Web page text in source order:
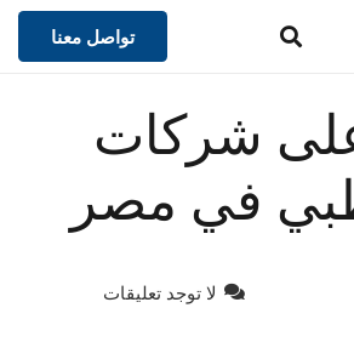
تواصل معنا
شركات
في مصر
لا توجد تعليقات